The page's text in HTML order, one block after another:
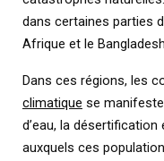
dans certaines parties
Afrique et le
Dans ces régions, les
climatique se
d’eau, la
auxquels ces